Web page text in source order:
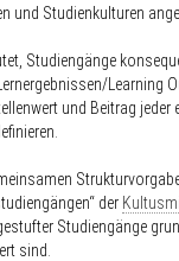
und Studienkulturen
Studiengänge
Learning
und Beitrag jeder
der
Studiengänge
sind.